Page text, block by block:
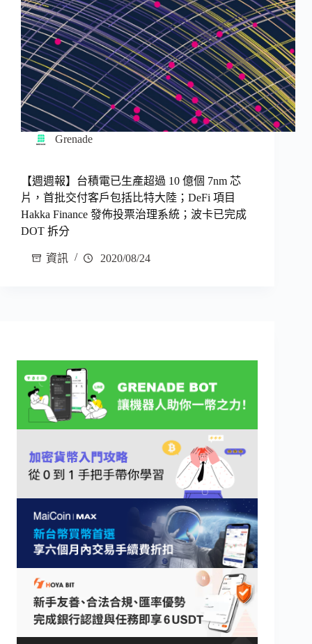
Grenade
【週週報】台積電已生產超過 10 億個 7nm 芯
片，首批交付客戶包括比特大陸；DeFi 項目
Hakka Finance 發佈投票治理系統；波卡已完成
DOT 拆分
資訊 2020/08/24